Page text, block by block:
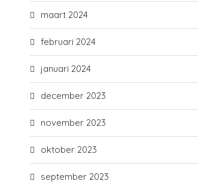
maart 2024
februari 2024
januari 2024
december 2023
november 2023
oktober 2023
september 2023